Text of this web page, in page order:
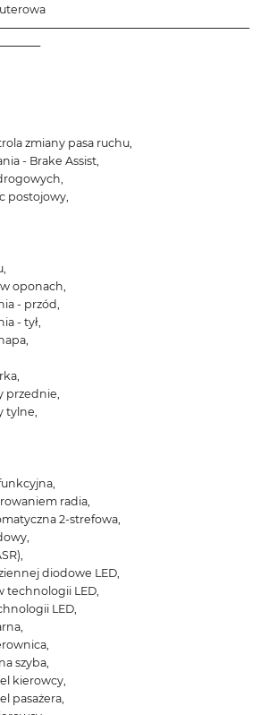
zmiany pasa ruchu,
- Brake Assist,
postojowy,
oponach,
- przód,
- tył,
przednie,
tylne,
radia,
2-strefowa,
diodowe LED,
technologii LED,
LED,
szyba,
kierowcy,
pasażera,